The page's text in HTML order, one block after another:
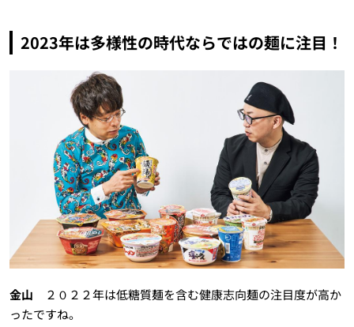
2023年は多様性の時代ならではの麺に注目！
金山 ２０２２年は低糖質麺を含む健康志向麺の注目度が高か
ったですね。